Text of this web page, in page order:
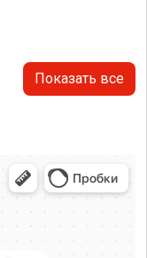
Показать все